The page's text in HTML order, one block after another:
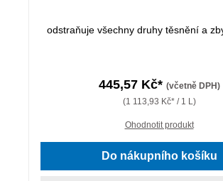
odstraňuje všechny druhy těsnění a
445,57 Kč* (včetně DPH)
(1 113,93 Kč* / 1 L)
Ohodnotit produkt
Do nákupního košíku